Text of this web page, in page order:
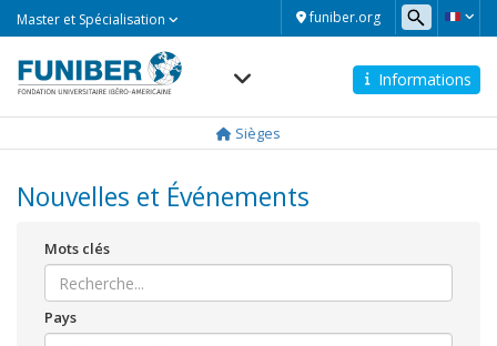
funiber.org
Master et Spécialisation
Informations
Sièges
Nouvelles et Événements
Mots clés
Pays